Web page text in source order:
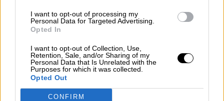
I want to opt-out of processing my
Personal Data for Targeted Advertising.
Opted In
I want to opt-out of Collection, Use,
Retention, Sale, and/or Sharing of my
Personal Data that Is Unrelated with the
Purposes for which it was collected.
Opted Out
CONFIRM
Los políticos, al diván